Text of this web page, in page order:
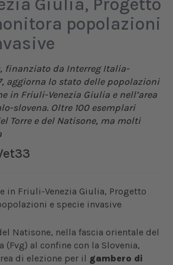
Giulia, Progetto
popolazioni
finanziato da Interreg Italia-
aggiorna lo stato delle popolazioni
in Friuli-Venezia Giulia e nell’area
slovena. Oltre 100 esemplari
Torre e del Natisone, ma molti
Natisone, nella fascia orientale del
(Fvg) al confine con la Slovenia,
di elezione per il gambero di